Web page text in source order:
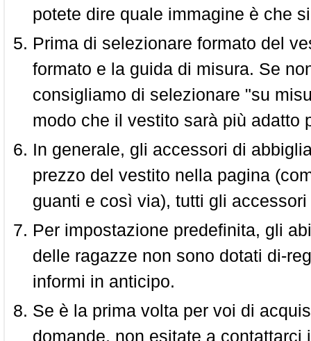
potete dire quale immagine è che
Prima di selezionare formato del
formato e la guida di misura. Se
consigliamo di selezionare "su
modo che il vestito sarà più adatto
In generale, gli accessori di
prezzo del vestito nella pagina
guanti e così via), tutti gli
Per impostazione predefinita, gli
delle ragazze non sono dotati di-
informi in anticipo.
Se è la prima volta per voi di
domande, non esitate a